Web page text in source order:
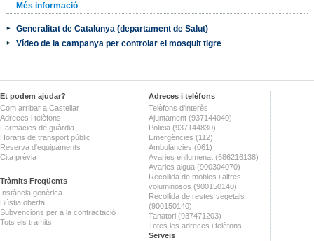
Més informació
Generalitat de Catalunya (departament de Salut)
Vídeo de la campanya per controlar el mosquit tigre
Et podem ajudar?
Com arribar a Castellar
Adreces i telèfons
Farmàcies de guàrdia
Horaris de transport públic
Reserva d'equipaments
Cita prèvia
Tràmits Freqüents
Instància genèrica
Bústia oberta
Subvencions per a la contractació
Tots els tràmits
Adreces i telèfons
Telèfons d'interès
Ajuntament (937144040)
Policia (937144830)
Emergències (112)
Ambulàncies (061)
Avaries enllumenat (686216138)
Avaries aigua (900304070)
Recollida de mobles i altres
voluminosos (900150140)
Recollida de restes vegetals
(900150140)
Tanatori (937471203)
Totes les adreces i telèfons
Serveis